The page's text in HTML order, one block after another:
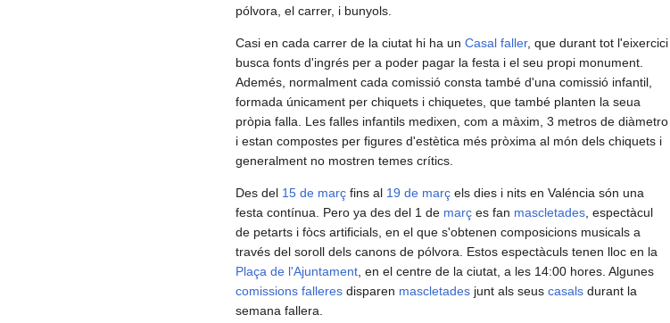
pólvora, el carrer, i bunyols.
Casi en cada carrer de la ciutat hi ha un Casal faller, que durant tot l'eixercici
busca fonts d'ingrés per a poder pagar la festa i el seu propi monument.
Ademés, normalment cada comissió consta també d'una comissió infantil,
formada únicament per chiquets i chiquetes, que també planten la seua
pròpia falla. Les falles infantils medixen, com a màxim, 3 metros de diàmetro
i estan compostes per figures d'estètica més pròxima al món dels chiquets i
generalment no mostren temes crítics.
Des del 15 de març fins al 19 de març els dies i nits en Valéncia són una
festa contínua. Pero ya des del 1 de març es fan mascletades , espectàcul
de petarts i fòcs artificials, en el que s'obtenen composicions musicals a
través del soroll dels canons de pólvora. Estos espectàculs tenen lloc en la
Plaça de l'Ajuntament , en el centre de la ciutat, a les 14:00 hores. Algunes
comissions falleres disparen mascletades junt als seus casals durant la
semana fallera.